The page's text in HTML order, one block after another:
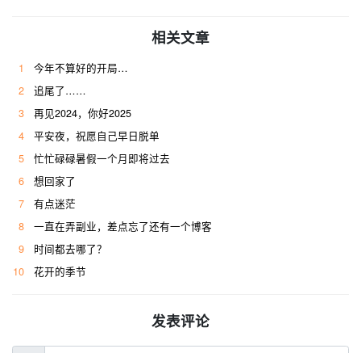
相关文章
1
今年不算好的开局…
2
追尾了……
3
再见2024，你好2025
4
平安夜，祝愿自己早日脱单
5
忙忙碌碌暑假一个月即将过去
6
想回家了
7
有点迷茫
8
一直在弄副业，差点忘了还有一个博客
9
时间都去哪了？
10
花开的季节
发表评论